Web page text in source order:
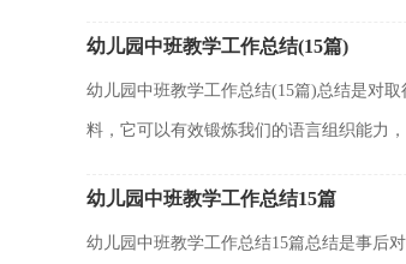
幼儿园中班教学工作总结(15篇)
幼儿园中班教学工作总结(15篇)总结是对
料，它可以有效锻炼我们的语言组织能力
幼儿园中班教学工作总结15篇
幼儿园中班教学工作总结15篇总结是事后